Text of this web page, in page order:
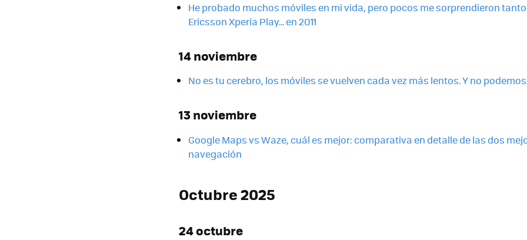
He probado muchos móviles en mi vida, pero pocos me sorprendieron
Ericsson Xperia Play... en 2011
14 noviembre
No es tu cerebro, los móviles se vuelven cada vez más lentos. Y no
13 noviembre
Google Maps vs Waze, cuál es mejor: comparativa en detalle de las dos
navegación
Octubre 2025
24 octubre